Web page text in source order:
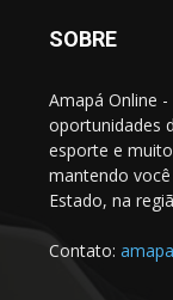
SOBRE
Amapá Online
oportunidades
esporte e
mantendo
Estado, na
Contato: